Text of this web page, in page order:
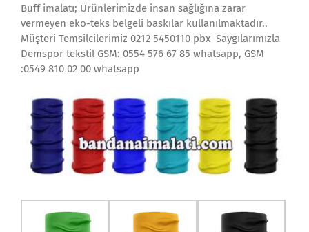
Buff imalatı; Ürünlerimizde insan sağlığına zarar
vermeyen eko-teks belgeli baskılar kullanılmaktadır..
Müşteri Temsilcilerimiz 0212 5450110 pbx Saygılarımızla
Demspor tekstil GSM: 0554 576 67 85 whatsapp, GSM
:0549 810 02 00 whatsapp